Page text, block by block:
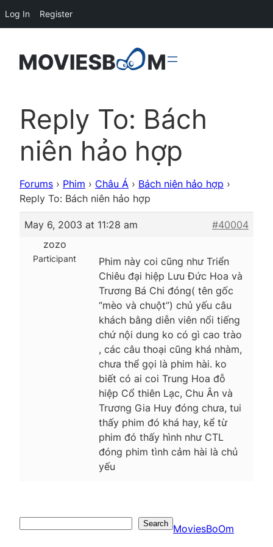
Reply To: Bách
niên hảo hợp
Forums › Phim › Châu Á › Bách niên hảo hợp ›
Reply To: Bách niên hảo hợp
May 6, 2003 at 11:28 am
#40004
zozo
Participant
Phim này coi cũng như Triển
Chiêu đại hiệp Lưu Đức Hoa và
Trương Bá Chi đóng( tên gốc
“mèo và chuột”) chủ yếu câu
khách bằng diễn viên nổi tiếng
chứ nội dung ko có gì cao trào
, các câu thoại cũng khá nhàm,
chưa thể gọi là phim hài. ko
biết có ai coi Trung Hoa đỗ
hiệp Cổ thiên Lạc, Chu Ân và
Trương Gia Huy đóng chưa, tui
thấy phim đó khá hay, kể từ
phim đó thấy hình như CTL
đóng phim tình cảm hài là chủ
yếu
Search MoviesBoOm
Log In Register